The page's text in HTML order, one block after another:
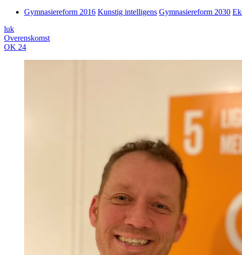
Gymnasiereform 2016 Kunstig intelligens Gymnasiereform 2030
luk
Overenskomst
OK 24